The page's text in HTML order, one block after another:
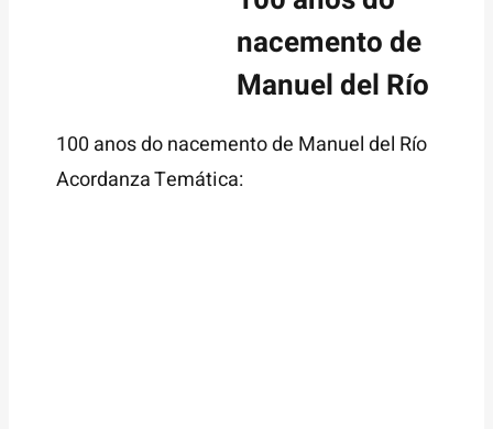
nacemento de
Manuel del Río
100 anos do nacemento de Manuel del Río
Acordanza Temática: